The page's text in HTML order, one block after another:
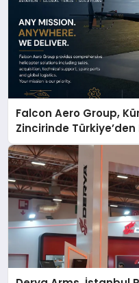
Falcon Aero Group,
Zincirinde Türkiye’den